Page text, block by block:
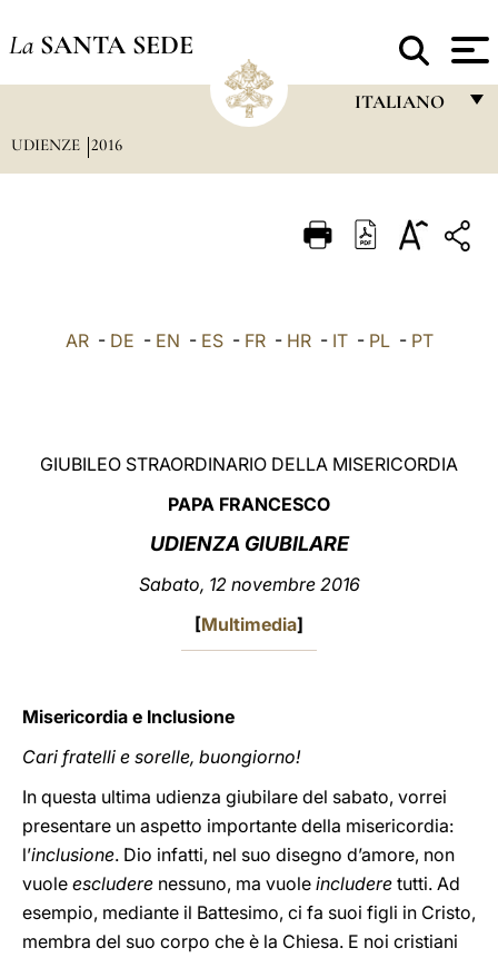
La SANTA SEDE
ITALIANO
ITALIANO
UDIENZE 2016
AR- DE - EN - ES- FR- HR- IT- PL- PT
GIUBILEO STRAORDINARIO DELLA MISERICORDIA
PAPA FRANCESCO
UDIENZA GIUBILARE
Sabato, 12 novembre 2016
[Multimedia]
Misericordia e Inclusione
Cari fratelli e sorelle, buongiorno!
In questa ultima udienza giubilare del sabato, vorrei
presentare un aspetto importante della misericordia:
l’inclusione. Dio infatti, nel suo disegno d’amore, non
vuole escludere nessuno, ma vuole includere tutti. Ad
esempio, mediante il Battesimo, ci fa suoi figli in Cristo,
membra del suo corpo che è la Chiesa. E noi cristiani